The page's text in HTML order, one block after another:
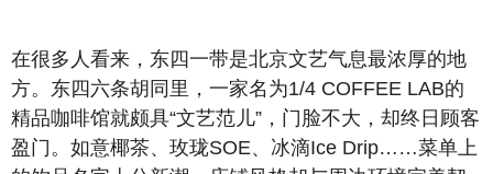
在很多人看来，东四一带是北京文艺气息最浓厚的地
方。东四六条胡同里，一家名为1/4 COFFEE LAB的
精品咖啡馆就颇具“文艺范儿”，门脸不大，却终日顾客
盈门。如意椰茶、玫珑SOE、冰滴Ice Drip……菜单上